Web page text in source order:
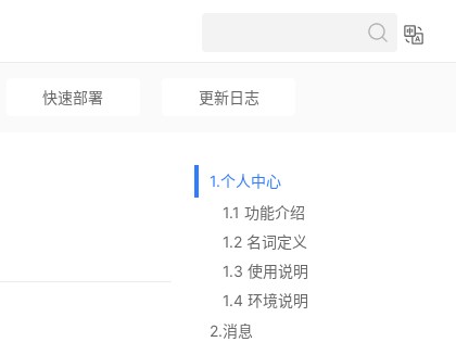
快速部署 更新日志
1.个人中心
1.1 功能介绍
1.2 名词定义
1.3 使用说明
1.4 环境说明
2.消息